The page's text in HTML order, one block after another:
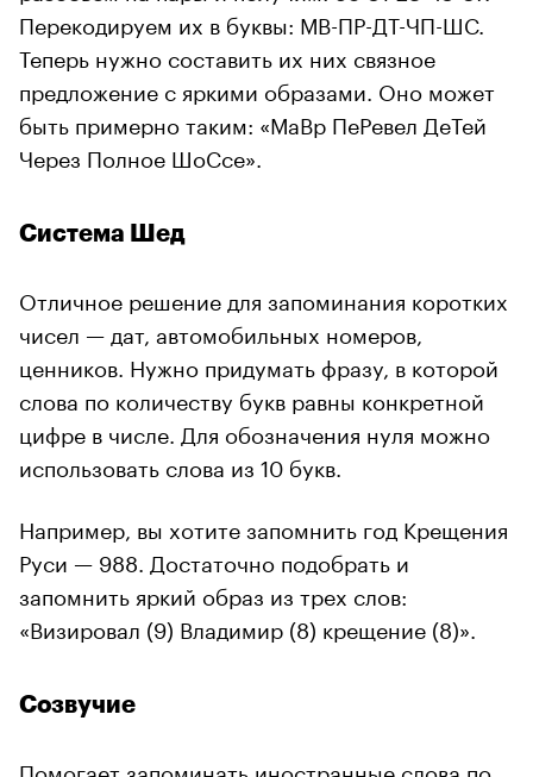
Перекодируем их в буквы: МВ-ПР-ДТ-ЧП-ШС.
Теперь нужно составить их них связное
предложение с яркими образами. Оно может
быть примерно таким: «МаВр ПеРевел ДеТей
Через Полное ШоСсе».
Система Шед
Отличное решение для запоминания коротких
чисел — дат, автомобильных номеров,
ценников. Нужно придумать фразу, в которой
слова по количеству букв равны конкретной
цифре в числе. Для обозначения нуля можно
использовать слова из 10 букв.
Например, вы хотите запомнить год Крещения
Руси — 988. Достаточно подобрать и
запомнить яркий образ из трех слов:
«Визировал (9) Владимир (8) крещение (8)».
Созвучие
Помогает запоминать иностранные слова по